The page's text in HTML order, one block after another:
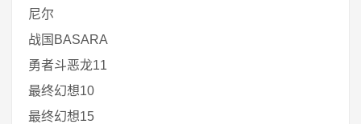
尼尔
战国BASARA
勇者斗恶龙11
最终幻想10
最终幻想15